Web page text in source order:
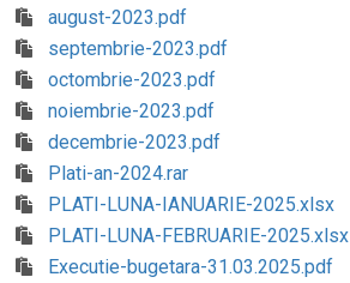
august-2023.pdf
septembrie-2023.pdf
octombrie-2023.pdf
noiembrie-2023.pdf
decembrie-2023.pdf
Plati-an-2024.rar
PLATI-LUNA-IANUARIE-2025.xlsx
PLATI-LUNA-FEBRUARIE-2025.xlsx
Executie-bugetara-31.03.2025.pdf